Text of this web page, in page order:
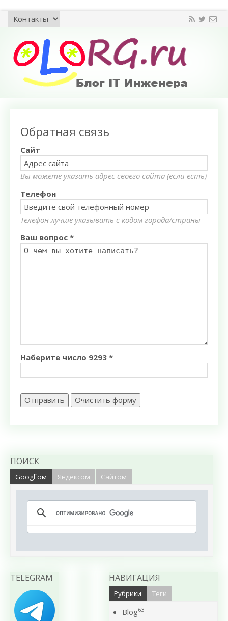
Обратная связь
Сайт
Вы можете указать адрес своего сайта (если есть)
Телефон
Телефон лучше указывать с кодом города/страны
Ваш вопрос *
Наберите число 9293 *
Отправить Очистить форму
ПОИСК
Googl`ом Яндексом Сайтом
TELEGRAM НАВИГАЦИЯ
Рубрики Теги
Blog63